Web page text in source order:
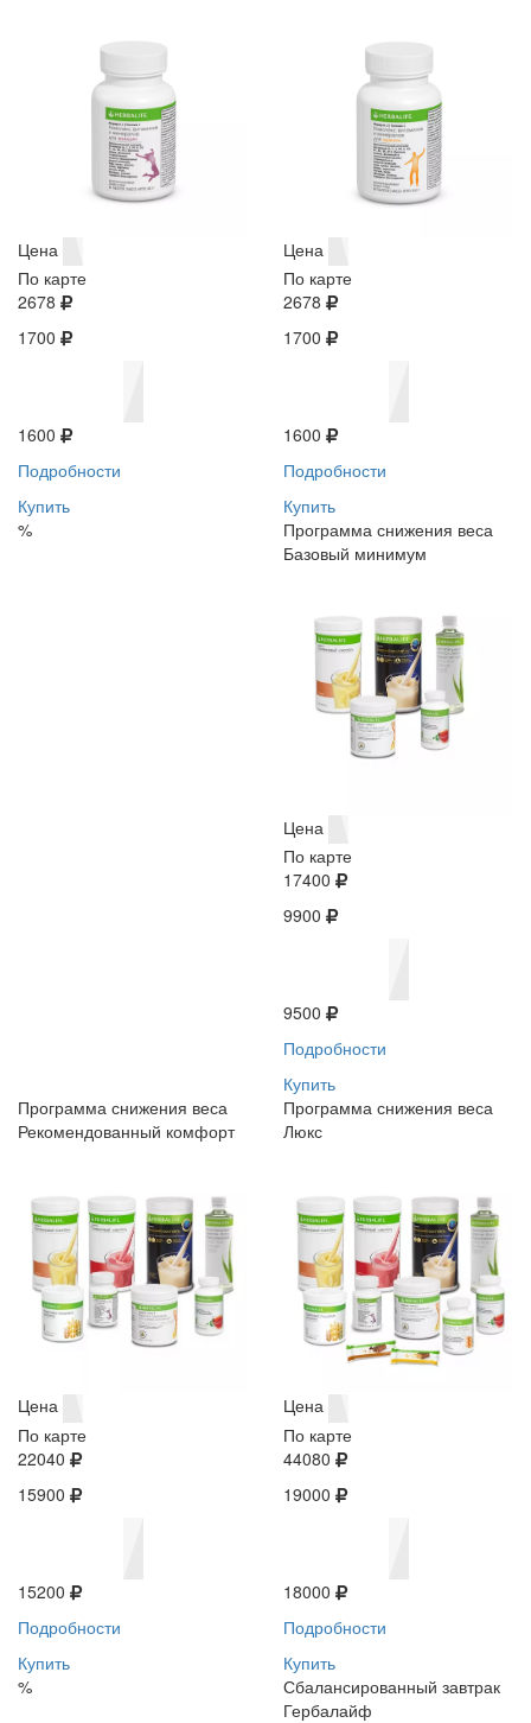
Цена
По карте
2678
1700
1600
Подробности
Купить
%
Цена
По карте
2678
1700
1600
Подробности
Купить
Программа снижения веса
Базовый минимум
Цена
По карте
17400
9900
9500
Подробности
Купить
Программа снижения веса
Рекомендованный комфорт
Цена
По карте
22040
15900
15200
Подробности
Купить
%
Программа снижения веса
Люкс
Цена
По карте
44080
19000
18000
Подробности
Купить
Сбалансированный завтрак
Гербалайф